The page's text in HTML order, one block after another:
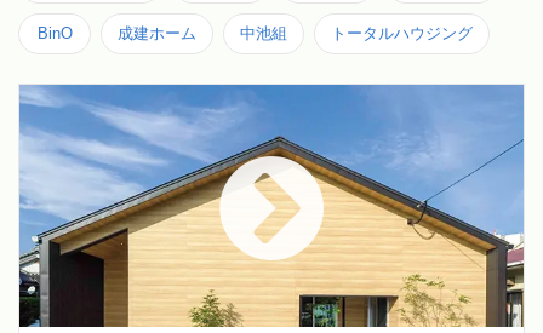
BinO 成建ホーム 中池組 トータルハウジング